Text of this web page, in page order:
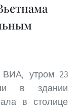
ВИА, утром 23
в здании
в столице